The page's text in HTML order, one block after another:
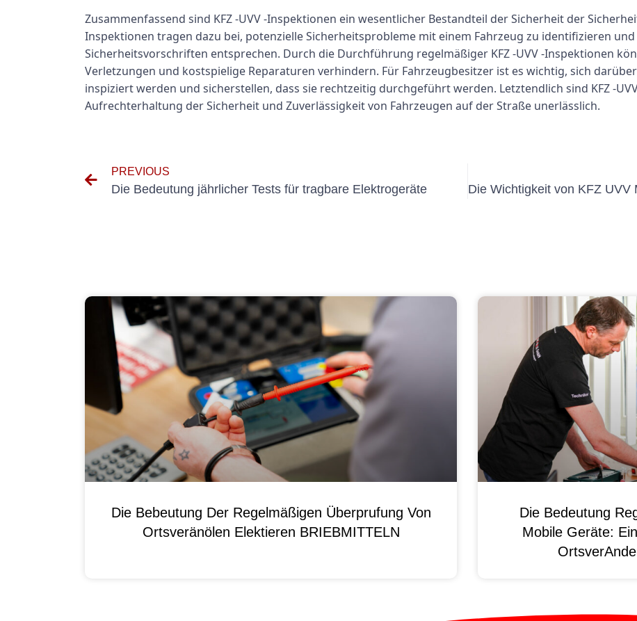
Zusammenfassend sind KFZ -UVV -Inspektionen ein wesentlicher Bestandteil der Sicherheit der
Inspektionen tragen dazu bei, potenzielle Sicherheitsprobleme mit einem Fahrzeug zu identifizieren
Sicherheitsvorschriften entsprechen. Durch die Durchführung regelmäßiger KFZ -UVV -Inspektionen
Verletzungen und kostspielige Reparaturen verhindern. Für Fahrzeugbesitzer ist es wichtig, sich
inspiziert werden und sicherstellen, dass sie rechtzeitig durchgeführt werden. Letztendlich sind KFZ -
Aufrechterhaltung der Sicherheit und Zuverlässigkeit von Fahrzeugen auf der Straße unerlässlich.
PREVIOUS
Die Bedeutung jährlicher Tests für tragbare Elektrogeräte
Die Bebeutung Der Regelmäßigen Überprufung Von
Ortsveränölen Elektieren BRIEBMITTELN
Die Bedeutung
Mobile Geräte: